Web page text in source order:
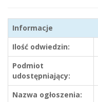
Informacje
Ilość odwiedzin:
Podmiot
udostępniający:
Nazwa ogłoszenia: